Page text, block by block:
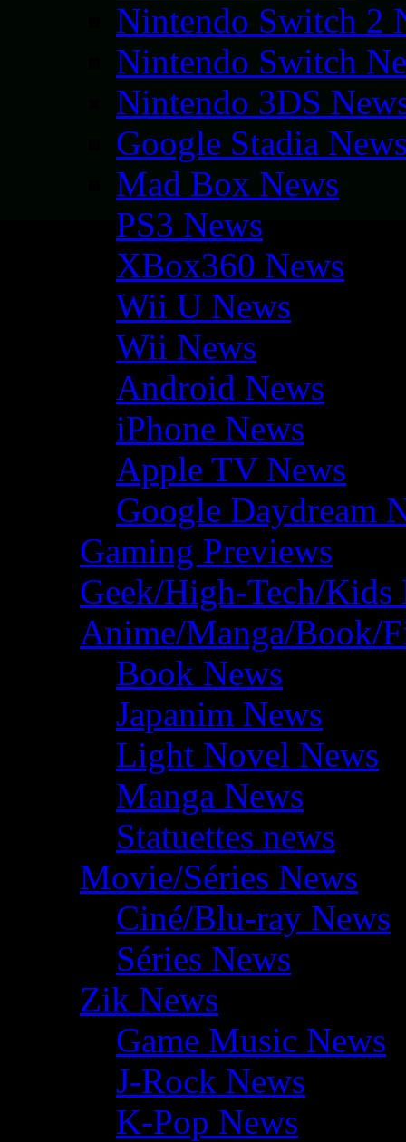
Nintendo Switch 2
Nintendo Switch
Nintendo 3DS
Google Stadia
Mad Box News
PS3 News
XBox360 News
Wii U News
Wii News
Android News
iPhone News
Apple TV News
Google Daydream
Gaming Previews
Geek/High-Tech/Kids
Anime/Manga/Book/
Book News
Japanim News
Light Novel News
Manga News
Statuettes news
Movie/Séries News
Ciné/Blu-ray News
Séries News
Zik News
Game Music News
J-Rock News
K-Pop News